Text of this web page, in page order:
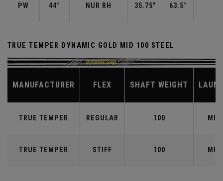
PW 44° NUR RH 35.75" 63.5°
TRUE TEMPER DYNAMIC GOLD MID 100 STEEL
MANUFACTURER FLEX SHAFT WEIGHT
TRUE TEMPER REGULAR 100 MID
TRUE TEMPER STIFF 100 MID